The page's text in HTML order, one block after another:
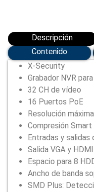
Descripción
Contenido
X-Security
Grabador NVR
32 CH de vídeo
16 Puertos PoE
Resolución
Compresión
Entradas y salidas
Salida VGA y
Espacio para 8
Ancho de banda
SMD Plus: